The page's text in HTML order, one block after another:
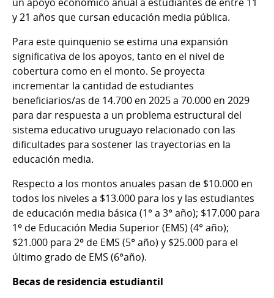
y 21 años que cursan educación media pública.
Para este quinquenio se estima una expansión
significativa de los apoyos, tanto en el nivel de
cobertura como en el monto. Se proyecta
incrementar la cantidad de estudiantes
beneficiarios/as de 14.700 en 2025 a 70.000 en 2029
para dar respuesta a un problema estructural del
sistema educativo uruguayo relacionado con las
dificultades para sostener las trayectorias en la
educación media.
Respecto a los montos anuales pasan de $10.000 en
todos los niveles a $13.000 para los y las estudiantes
de educación media básica (1° a 3° año); $17.000 para
1º de Educación Media Superior (EMS) (4° año);
$21.000 para 2º de EMS (5° año) y $25.000 para el
último grado de EMS (6°año).
Becas de residencia estudiantil